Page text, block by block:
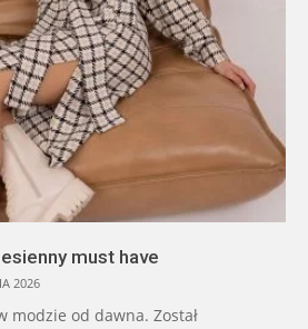
must have
2026
modzie od dawna. Został